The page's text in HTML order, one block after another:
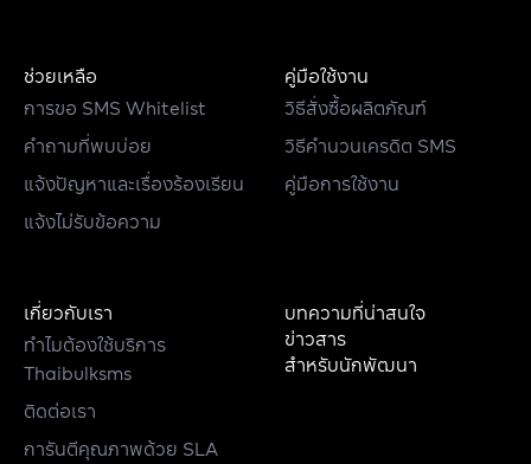
ช่วยเหลือ
การขอ SMS Whitelist
คำถามที่พบบ่อย
แจ้งปัญหาและเรื่องร้องเรียน
แจ้งไม่รับข้อความ
คู่มือใช้งาน
วิธีสั่งซื้อผลิตภัณฑ์
วิธีคำนวนเครดิต SMS
คู่มือการใช้งาน
เกี่ยวกับเรา
ทำไมต้องใช้บริการ
Thaibulksms
ติดต่อเรา
การันตีคุณภาพด้วย SLA
บทความที่น่าสนใจ
ข่าวสาร
สำหรับนักพัฒนา